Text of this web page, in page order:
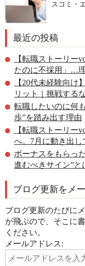
スコミ・
最近の投稿
【転職ストーリー
たのに不採用」…
【20代未経験向け
リット｜挑戦する
転職したいのに何
歩”を踏み出す理由
【転職ストーリー
へ。7月に動き出
ボーナスをもらっ
進むべきサイン”と
ブログ更新をメ
ブログ更新のたびに
が飛ぶので、そこに
ください。
メールアドレス: